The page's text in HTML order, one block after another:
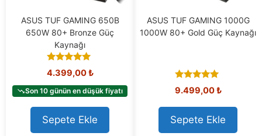
ASUS TUF GAMING 650B
650W 80+ Bronze Güç
Kaynağı
4.90
out of 5
4.399,00₺
Son 10 günün en düşük fiyatı
Sepete Ekle
ASUS TUF GAMING 1000G
1000W 80+ Gold Güç Kaynağı
5.00
out of 5
9.499,00₺
Sepete Ekle